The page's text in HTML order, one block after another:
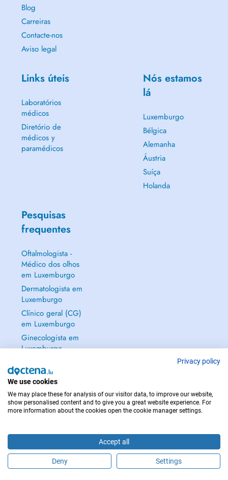
Faça uma marcação online
Blog
Carreiras
Contacte-nos
Aviso legal
Links úteis
Laboratórios
médicos
Diretório de
médicos y
paramédicos
Nós estamos
lá
Luxemburgo
Bélgica
Alemanha
Áustria
Suíça
Holanda
Pesquisas
frequentes
Oftalmologista -
Médico dos olhos
em Luxemburgo
Dermatologista em
Luxemburgo
Clínico geral (CG)
em Luxemburgo
Ginecologista em
Luxemburgo
EM CASO DE EMERGÊNCIA, CONTACTE : 112
Privacy policy
We use cookies
We may place these for analysis of our visitor data, to improve our website,
show personalised content and to give you a great website experience. For
more information about the cookies open the cookie manager settings.
Accept all
Deny Settings